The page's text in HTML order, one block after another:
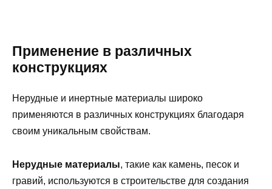
Применение в различных
конструкциях
Нерудные и инертные материалы широко
применяются в различных конструкциях благодаря
своим уникальным свойствам.
Нерудные материалы, такие как камень, песок и
гравий, используются в строительстве для создания